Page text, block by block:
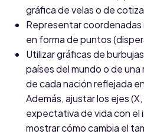
gráfica de velas o de
Representar coordenadas
en forma de puntos
Utilizar gráficas de
países del mundo o de
de cada nación reflejada
Además, ajustar los ejes
expectativa de vida con el
mostrar cómo cambia el